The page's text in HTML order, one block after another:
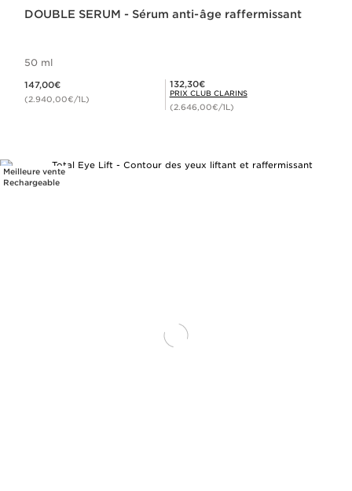
DOUBLE SERUM - Sérum anti-âge raffermissant
50 ml
147,00€
(2.940,00€/1L)
Prix Club Clarins 132,30€
132,30€
PRIX CLUB CLARINS
(2.646,00€/1L)
Meilleure vente
Rechargeable